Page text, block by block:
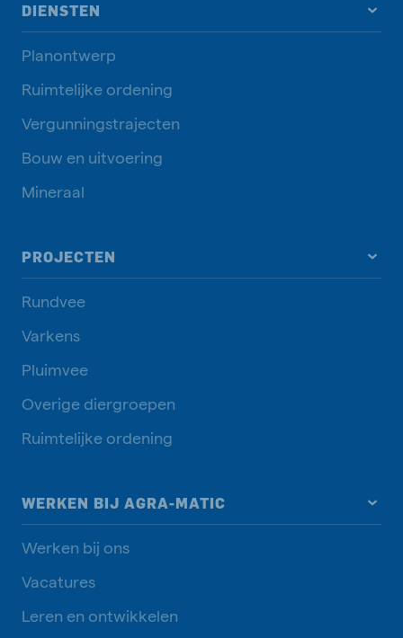
DIENSTEN
Planontwerp
Ruimtelijke ordening
Vergunningstrajecten
Bouw en uitvoering
Mineraal
PROJECTEN
Rundvee
Varkens
Pluimvee
Overige diergroepen
Ruimtelijke ordening
WERKEN BIJ AGRA-MATIC
Werken bij ons
Vacatures
Leren en ontwikkelen